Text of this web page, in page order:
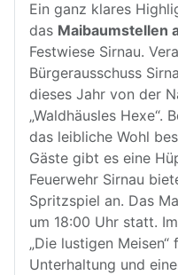
Ein ganz klares
das Maibaumstellen
Festwiese Sirnau.
Bürgerausschuss
dieses Jahr von der
„Waldhäusles Hexe“.
das leibliche Wohl
Gäste gibt es eine
Feuerwehr Sirnau
Spritzspiel an. Das
um 18:00 Uhr statt.
„Die lustigen
Unterhaltung und